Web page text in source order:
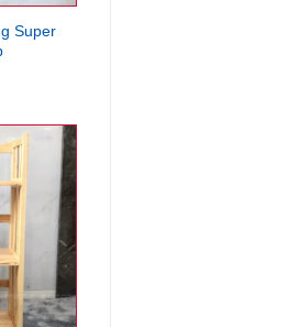
Super